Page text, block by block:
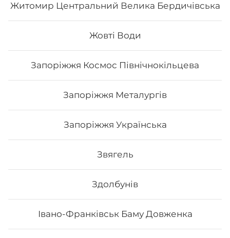
Житомир Центральний Велика Бердичівська
Жовті Води
Запоріжжя Космос Північнокільцева
Запоріжжя Металургів
Запоріжжя Українська
Звягель
Здолбунів
Івано-Франківськ Баму Довженка
Вага: 1040 г Склад: Хіко Мак, Чіз рол, Каліфорнія зі
538
Сет Osama